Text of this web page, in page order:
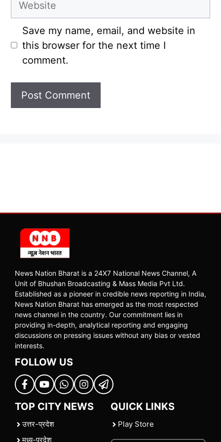
Save my name, email, and website in
this browser for the next time I
comment.
News Nation Bharat is a 24X7 National News Channel, A
Unit of Bhushan Broadcasting & Mass Media Pvt Ltd.
Established as a pioneer in credible news reporting in India,
News Nation Bharat has emerged as the most respected
news channel in the country. Our commitment lies in
providing in-depth, analytical reporting and engaging
discussions on pressing issues without any bias or vested
interests.
FOLLOW US
TOP CITY NEWS
उत्तर-प्रदेश
मध्य-प्रदेश
QUICK LINKS
Play Store